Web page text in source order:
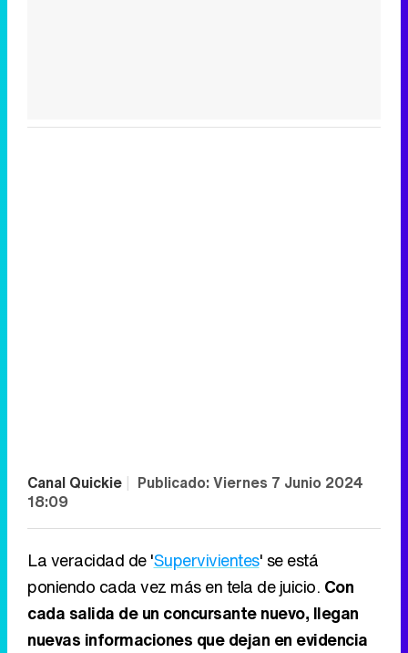
Canal Quickie | Publicado:Viernes 7 Junio 2024
18:09
La veracidad de 'Supervivientes' se está
poniendo cada vez más en tela de juicio. Con
cada salida de un concursante nuevo, llegan
nuevas informaciones que dejan en evidencia